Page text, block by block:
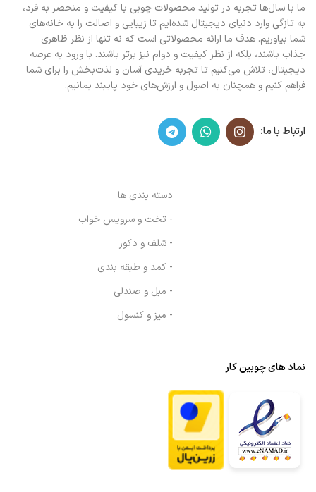
ما با سال‌ها تجربه در تولید محصولات چوبی با کیفیت و منحصر به فرد،
به تازگی وارد دنیای دیجیتال شده‌ایم تا زیبایی و اصالت را به خانه‌های
شما بیاوریم. هدف ما ارائه محصولاتی است که نه تنها از نظر ظاهری
جذاب باشند، بلکه از نظر کیفیت و دوام نیز برتر باشند. با ورود به عرصه
دیجیتال، تلاش می‌کنیم تا تجربه خریدی آسان و لذت‌بخش را برای شما
فراهم کنیم و همچنان به اصول و ارزش‌های خود پایبند بمانیم.
ارتباط با ما:
دسته بندی ها
- تخت و سرویس خواب
- شلف و دکور
- کمد و طبقه بندی
- مبل و صندلی
- میز و کنسول
نماد های چوبین کار